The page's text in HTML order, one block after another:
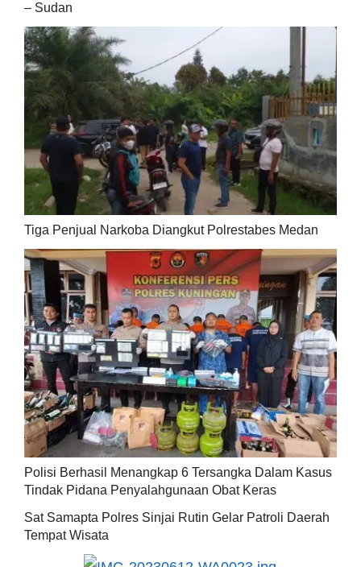
– Sudan
Tiga Penjual Narkoba Diangkut Polrestabes Medan
Polisi Berhasil Menangkap 6 Tersangka Dalam Kasus
Tindak Pidana Penyalahgunaan Obat Keras
Sat Samapta Polres Sinjai Rutin Gelar Patroli Daerah
Tempat Wisata